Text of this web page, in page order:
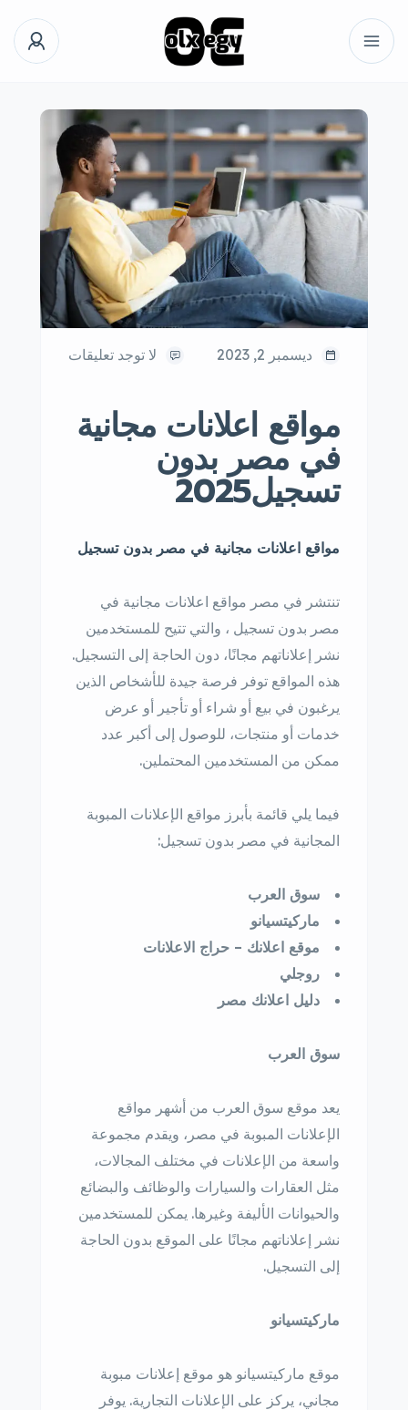
ديسمبر 2, 2023 لا توجد تعليقات
مواقع اعلانات مجانية
في مصر بدون
تسجيل2025
مواقع اعلانات مجانية في مصر بدون تسجيل
تنتشر في مصر مواقع اعلانات مجانية في
مصر بدون تسجيل ، والتي تتيح للمستخدمين
نشر إعلاناتهم مجانًا، دون الحاجة إلى التسجيل.
هذه المواقع توفر فرصة جيدة للأشخاص الذين
يرغبون في بيع أو شراء أو تأجير أو عرض
خدمات أو منتجات، للوصول إلى أكبر عدد
ممكن من المستخدمين المحتملين.
فيما يلي قائمة بأبرز مواقع الإعلانات المبوبة
المجانية في مصر بدون تسجيل:
سوق العرب
ماركيتسيانو
موقع اعلانك – حراج الاعلانات
روجلي
دليل اعلانك مصر
سوق العرب
يعد موقع سوق العرب من أشهر مواقع
الإعلانات المبوبة في مصر، ويقدم مجموعة
واسعة من الإعلانات في مختلف المجالات،
مثل العقارات والسيارات والوظائف والبضائع
والحيوانات الأليفة وغيرها. يمكن للمستخدمين
نشر إعلاناتهم مجانًا على الموقع بدون الحاجة
إلى التسجيل.
ماركيتسيانو
موقع ماركيتسيانو هو موقع إعلانات مبوبة
مجاني، يركز على الإعلانات التجارية. يوفر